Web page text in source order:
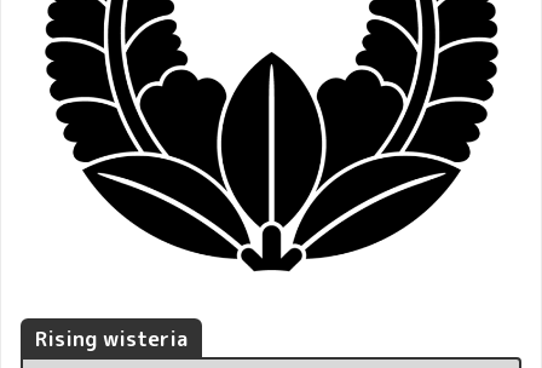
Rising wisteria